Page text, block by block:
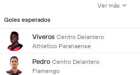
Ver más
Goles esperados
Viveros Centro Delantero
Athletico Paranaense
Pedro Centro Delantero
Flamengo